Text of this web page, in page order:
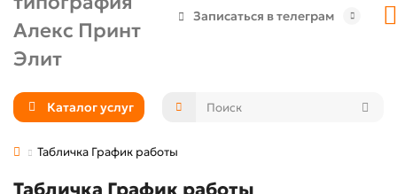
Записаться в телеграм
Каталог услуг
Табличка График работы